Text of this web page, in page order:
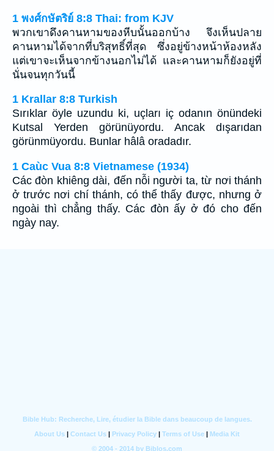
1 พงศ์กษัตริย์ 8:8 Thai: from KJV
พวกเขาดึงคานหามของหีบนั้นออกบ้าง จึงเห็นปลาย
คานหามได้จากที่บริสุทธิ์ที่สุด ซึ่งอยู่ข้างหน้าห้องหลัง
แต่เขาจะเห็นจากข้างนอกไม่ได้ และคานหามก็ยังอยู่ที่
นั่นจนทุกวันนี้
1 Krallar 8:8 Turkish
Sırıklar öyle uzundu ki, uçları iç odanın önündeki
Kutsal Yerden görünüyordu. Ancak dışarıdan
görünmüyordu. Bunlar hâlâ oradadır.
1 Caùc Vua 8:8 Vietnamese (1934)
Các đòn khiêng dài, đến nỗi người ta, từ nơi thánh
ở trước nơi chí thánh, có thể thấy được, nhưng ở
ngoài thì chẳng thấy. Các đòn ấy ở đó cho đến
ngày nay.